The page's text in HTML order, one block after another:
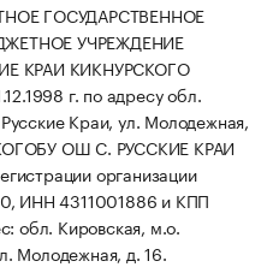
ГОСУДАРСТВЕННОЕ
УЧРЕЖДЕНИЕ
КРАИ КИКНУРСКОГО
г. по адресу обл.
Краи, ул. Молодежная,
ОШ С. РУССКИЕ КРАИ
организации
ИНН 4311001886 и КПП
обл. Кировская, м.о.
Молодежная, д. 16.